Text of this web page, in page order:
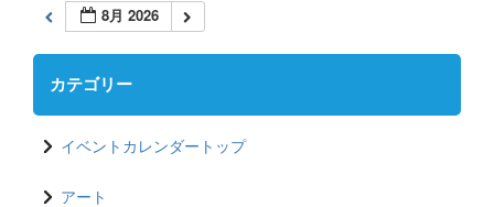
8月 2026
カテゴリー
イベントカレンダートップ
アート